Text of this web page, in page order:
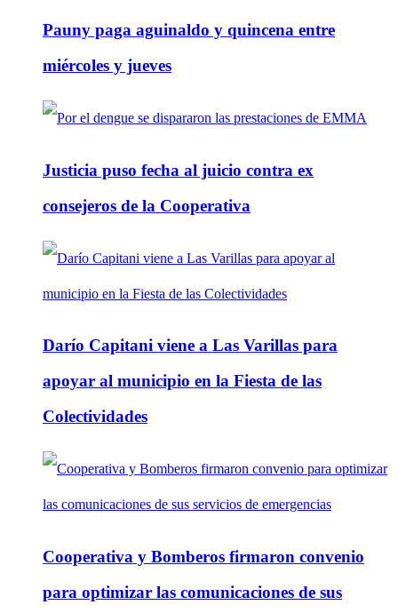
Pauny paga aguinaldo y quincena entre
miércoles y jueves
Justicia puso fecha al juicio contra ex
consejeros de la Cooperativa
Darío Capitani viene a Las Varillas para
apoyar al municipio en la Fiesta de las
Colectividades
Cooperativa y Bomberos firmaron convenio
para optimizar las comunicaciones de sus